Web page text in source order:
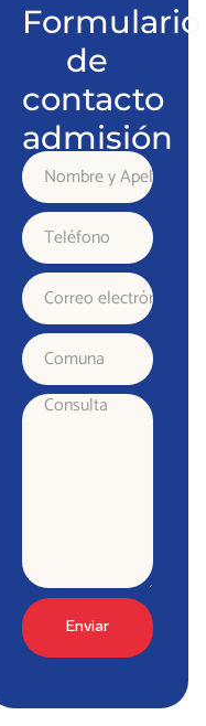
Formulario
de
contacto
admisión
Nombre
y
Apellido
Teléfono
Correo
electrónico
Comuna
Consulta
Enviar